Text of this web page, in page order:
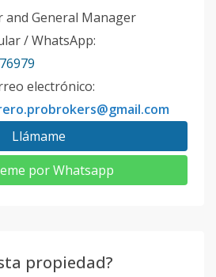
and General Manager
/ WhatsApp:
electrónico:
Llámame
por Whatsapp
propiedad?